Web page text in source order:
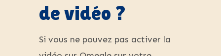
de vidéo ?
Si vous ne pouvez pas activer la